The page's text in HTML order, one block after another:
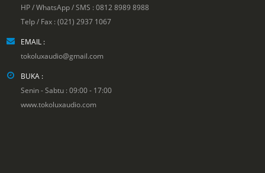
HP / WhatsApp / SMS : 0812 8989 8988
Telp / Fax : (021) 2937 1067
EMAIL :
tokoluxaudio@gmail.com
BUKA :
Senin - Sabtu : 09:00 - 17:00
www.tokoluxaudio.com